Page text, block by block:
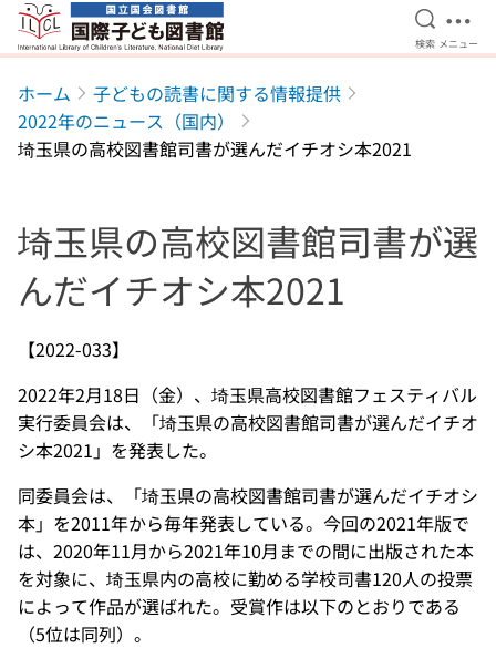
本文へ移動
検索を
検索 メ
メニュー
ホーム
子どもの読書に関する情報提供
2022年のニュース（国内）
埼玉県の高校図書館司書が選んだイチオシ本2021
埼玉県の高校図書館司書が選
んだイチオシ本2021
【2022-033】
2022年2月18日（金）、埼玉県高校図書館フェスティバル
実行委員会は、「埼玉県の高校図書館司書が選んだイチオ
シ本2021」を発表した。
同委員会は、「埼玉県の高校図書館司書が選んだイチオシ
本」を2011年から毎年発表している。今回の2021年版で
は、2020年11月から2021年10月までの間に出版された本
を対象に、埼玉県内の高校に勤める学校司書120人の投票
によって作品が選ばれた。受賞作は以下のとおりである
（5位は同列）。